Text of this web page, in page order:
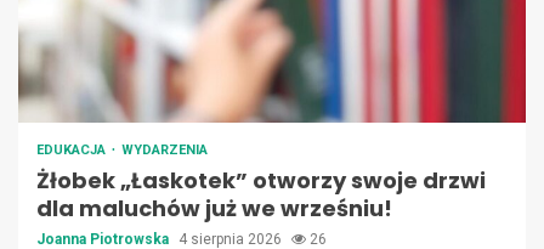
EDUKACJA WYDARZENIA
Żłobek „Łaskotek” otworzy swoje drzwi
dla maluchów już we wrześniu!
Joanna Piotrowska 4 sierpnia 2026 26